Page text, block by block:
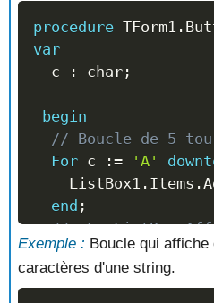
//   c : D
//   c : E
//   c : F
end;
procedure TForm1 .
var
  c
: char ;
begin
// Boucle de 5
For c := 'A'
    ListBox1
. Items .
end ;
//  La ListBox
//   c : F
//   c : E
Exemple : Boucle qui
caractères d'une string.